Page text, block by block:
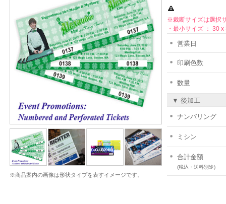
※商品案内の画像は形状タイプを表すイメージです。
※裁断サイズは選択
・最小サイズ ： 30
営業日
印刷色数
数量
▼ 後加工
ナンバリング
ミシン
合計金額
(税込・送料別途)